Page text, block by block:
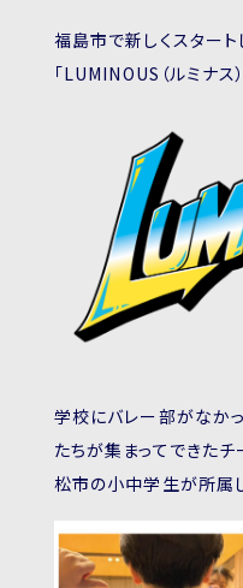
福島市で新しくスター
「LUMINOUS（ルミナス）
学校にバレー部がなか
たちが集まってできた
松市の小中学生が所属